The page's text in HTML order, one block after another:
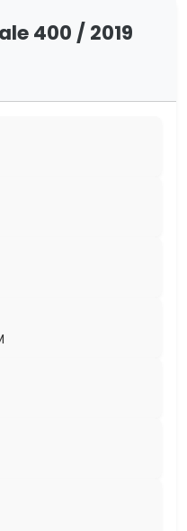
400 / 2019